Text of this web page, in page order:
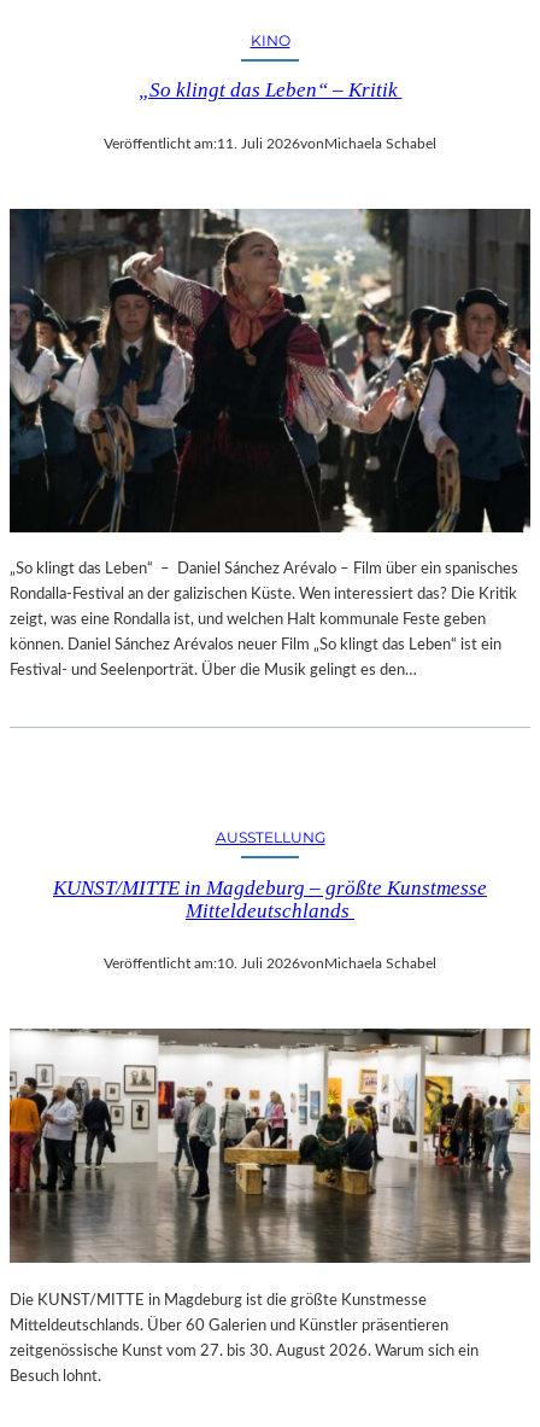
KINO
„So klingt das Leben“ – Kritik
Veröffentlicht am:11. Juli 2026vonMichaela Schabel
„So klingt das Leben“ – Daniel Sánchez Arévalo – Film über ein spanisches
Rondalla-Festival an der galizischen Küste. Wen interessiert das? Die Kritik
zeigt, was eine Rondalla ist, und welchen Halt kommunale Feste geben
können. Daniel Sánchez Arévalos neuer Film „So klingt das Leben“ ist ein
Festival- und Seelenporträt. Über die Musik gelingt es den…
AUSSTELLUNG
KUNST/MITTE in Magdeburg – größte Kunstmesse
Mitteldeutschlands
Veröffentlicht am:10. Juli 2026vonMichaela Schabel
Die KUNST/MITTE in Magdeburg ist die größte Kunstmesse
Mitteldeutschlands. Über 60 Galerien und Künstler präsentieren
zeitgenössische Kunst vom 27. bis 30. August 2026. Warum sich ein
Besuch lohnt.